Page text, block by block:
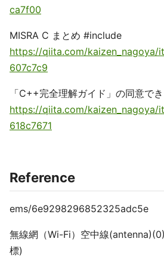
ca7f00
MISRA C まとめ #include
https://qiita.com/kaizen_nagoya/
607c7c9
「C++完全理解ガイド」の同意で
https://qiita.com/kaizen_nagoya/
618c7671
Reference
ems/6e9298296852325adc5e
無線網（Wi-Fi）空中線
標)